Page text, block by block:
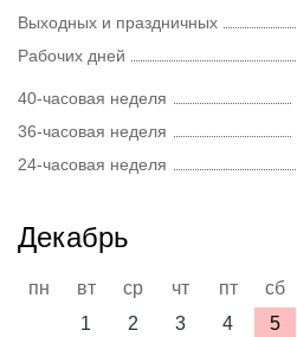
Выходных и праздничных
Рабочих дней
40-часовая неделя
36-часовая неделя
24-часовая неделя
Декабрь
пн вт ср чт пт сб
1
2 3 4 5